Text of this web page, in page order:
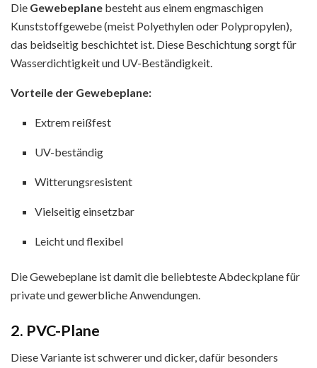
Die Gewebeplane besteht aus einem engmaschigen
Kunststoffgewebe (meist Polyethylen oder Polypropylen),
das beidseitig beschichtet ist. Diese Beschichtung sorgt für
Wasserdichtigkeit und UV-Beständigkeit.
Vorteile der Gewebeplane:
Extrem reißfest
UV-beständig
Witterungsresistent
Vielseitig einsetzbar
Leicht und flexibel
Die Gewebeplane ist damit die beliebteste Abdeckplane für
private und gewerbliche Anwendungen.
2. PVC-Plane
Diese Variante ist schwerer und dicker, dafür besonders